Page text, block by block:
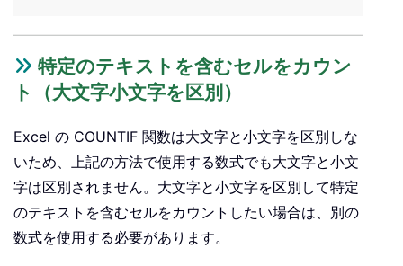
特定のテキストを含むセルをカウン
ト（大文字小文字を区別）
Excel の COUNTIF 関数は大文字と小文字を区別しな
いため、上記の方法で使用する数式でも大文字と小文
字は区別されません。大文字と小文字を区別して特定
のテキストを含むセルをカウントしたい場合は、別の
数式を使用する必要があります。